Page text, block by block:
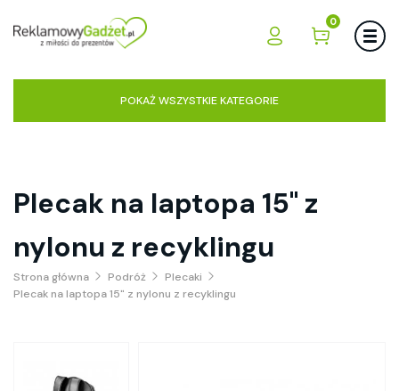
0
POKAŻ WSZYSTKIE KATEGORIE
Plecak na laptopa 15" z
nylonu z recyklingu
Strona główna Podróż
Plecaki
Plecak na laptopa 15" z nylonu z recyklingu